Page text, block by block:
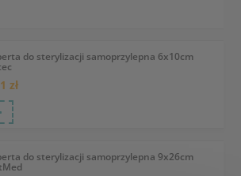
do sterylizacji samoprzylepna 6x10cm
zł
do sterylizacji samoprzylepna 9x26cm